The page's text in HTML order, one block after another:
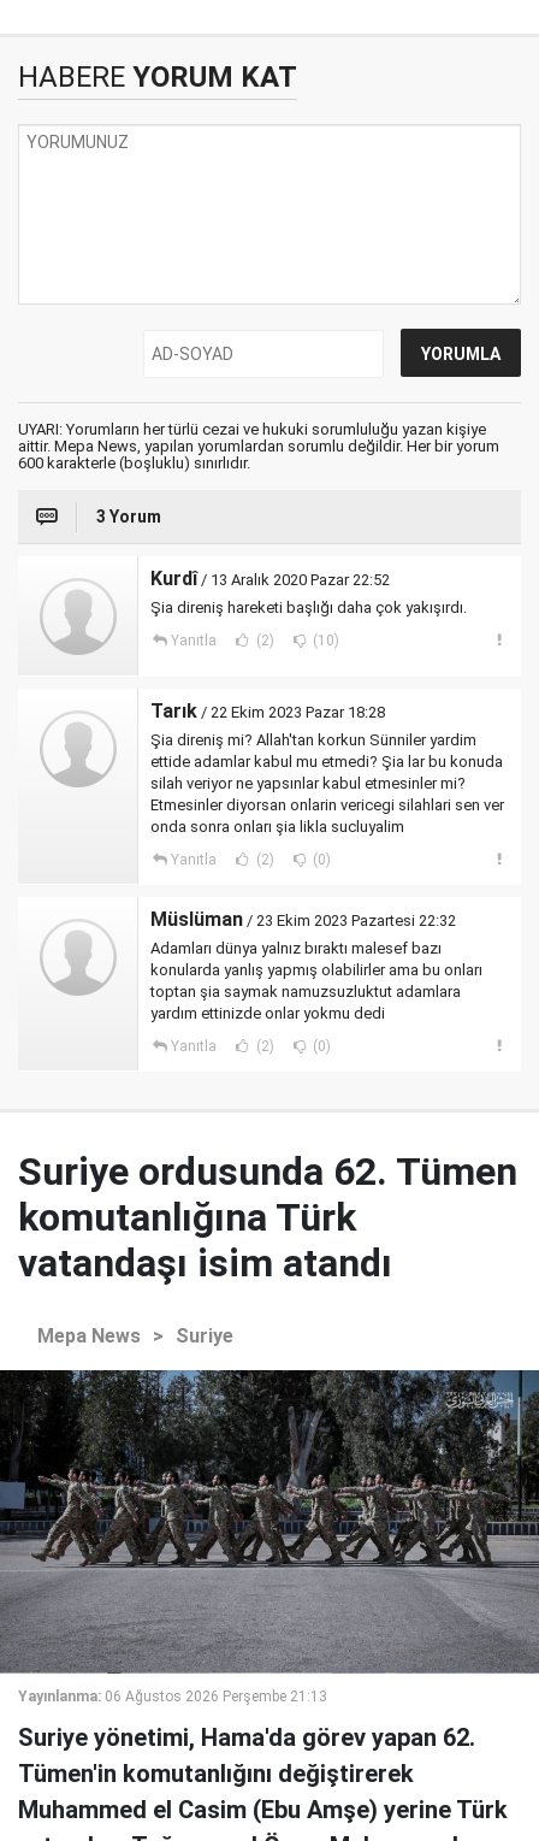
HABERE YORUM KAT
UYARI: Yorumların her türlü cezai ve hukuki sorumluluğu yazan kişiye
aittir. Mepa News, yapılan yorumlardan sorumlu değildir. Her bir yorum
600 karakterle (boşluklu) sınırlıdır.
3 Yorum
Kurdî / 13 Aralık 2020 Pazar 22:52
Şia direniş hareketi başlığı daha çok yakışırdı.
Yanıtla (2) (10)
Tarık / 22 Ekim 2023 Pazar 18:28
Şia direniş mi? Allah'tan korkun Sünniler yardim
ettide adamlar kabul mu etmedi? Şia lar bu konuda
silah veriyor ne yapsınlar kabul etmesinler mi?
Etmesinler diyorsan onlarin vericegi silahlari sen ver
onda sonra onları şia likla sucluyalim
Yanıtla (2) (0)
Müslüman / 23 Ekim 2023 Pazartesi 22:32
Adamları dünya yalnız bıraktı malesef bazı
konularda yanlış yapmış olabilirler ama bu onları
toptan şia saymak namuzsuzluktut adamlara
yardım ettinizde onlar yokmu dedi
Yanıtla (2) (0)
Suriye ordusunda 62. Tümen
komutanlığına Türk
vatandaşı isim atandı
Mepa News > Suriye
Yayınlanma: 06 Ağustos 2026 Perşembe 21:13
Suriye yönetimi, Hama'da görev yapan 62.
Tümen'in komutanlığını değiştirerek
Muhammed el Casim (Ebu Amşe) yerine Türk